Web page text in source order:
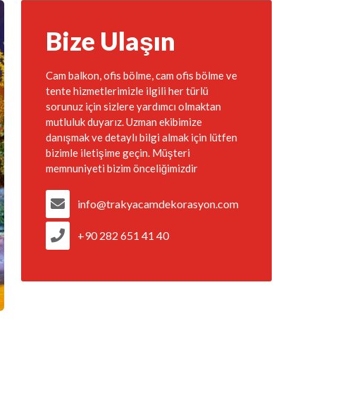
Bize Ulaşın
Cam balkon, ofis bölme, cam ofis bölme ve
tente hizmetlerimizle ilgili her türlü
sorunuz için sizlere yardımcı olmaktan
mutluluk duyarız. Uzman ekibimize
danışmak ve detaylı bilgi almak için lütfen
bizimle iletişime geçin. Müşteri
memnuniyeti bizim önceliğimizdir
info@trakyacamdekorasyon.com
+90 282 651 41 40